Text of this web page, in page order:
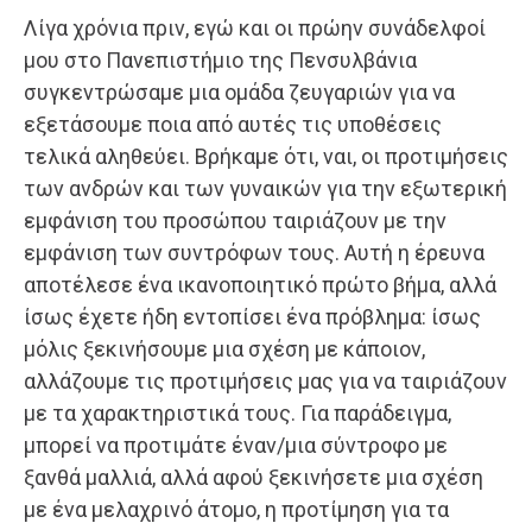
Λίγα χρόνια πριν, εγώ και οι πρώην συνάδελφοί
μου στο Πανεπιστήμιο της Πενσυλβάνια
συγκεντρώσαμε μια ομάδα ζευγαριών για να
εξετάσουμε ποια από αυτές τις υποθέσεις
τελικά αληθεύει. Βρήκαμε ότι, ναι, οι προτιμήσεις
των ανδρών και των γυναικών για την εξωτερική
εμφάνιση του προσώπου ταιριάζουν με την
εμφάνιση των συντρόφων τους. Αυτή η έρευνα
αποτέλεσε ένα ικανοποιητικό πρώτο βήμα, αλλά
ίσως έχετε ήδη εντοπίσει ένα πρόβλημα: ίσως
μόλις ξεκινήσουμε μια σχέση με κάποιον,
αλλάζουμε τις προτιμήσεις μας για να ταιριάζουν
με τα χαρακτηριστικά τους. Για παράδειγμα,
μπορεί να προτιμάτε έναν/μια σύντροφο με
ξανθά μαλλιά, αλλά αφού ξεκινήσετε μια σχέση
με ένα μελαχρινό άτομο, η προτίμηση για τα